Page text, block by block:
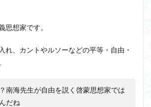
思想家です。
れ、カントやルソーなどの平等・自由・
南海先生が自由を説く啓蒙思想家では
だね